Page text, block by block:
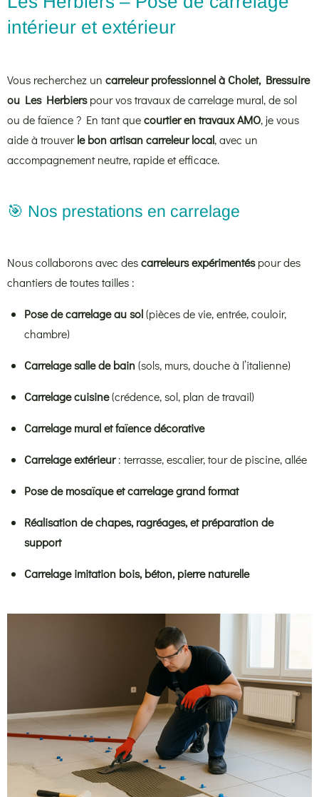
intérieur et extérieur
Vous recherchez un carreleur professionnel à Cholet, Bressuire
ou Les Herbierspour vos travaux de carrelage mural, de sol
ou de faïence ? En tant quecourtier en travaux AMO, je vous
aide à trouverle bon artisan carreleur local, avec un
accompagnement neutre, rapide et efficace.
🎯 Nos prestations en carrelage
Nous collaborons avec descarreleurs expérimentéspour des
chantiers de toutes tailles :
Pose de carrelage au sol(pièces de vie, entrée, couloir,
chambre)
Carrelage salle de bain(sols, murs, douche à l’italienne)
Carrelage cuisine(crédence, sol, plan de travail)
Carrelage mural et faïence décorative
Carrelage extérieur: terrasse, escalier, tour de piscine, allée
Pose de mosaïque et carrelage grand format
Réalisation de chapes, ragréages, et préparation de
support
Carrelage imitation bois, béton, pierre naturelle